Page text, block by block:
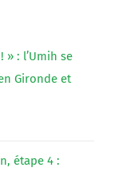
: l’Umih se
Gironde et
étape 4 :